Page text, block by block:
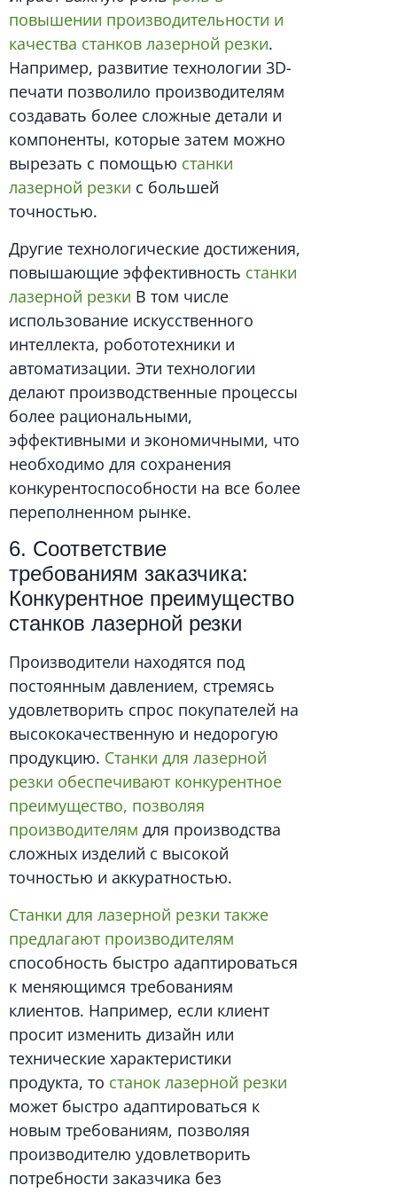
повышении производительности и
качества станков лазерной резки.
Например, развитие технологии 3D-
печати позволило производителям
создавать более сложные детали и
компоненты, которые затем можно
вырезать с помощью станки
лазерной резки с большей
точностью.
Другие технологические достижения,
повышающие эффективность станки
лазерной резки В том числе
использование искусственного
интеллекта, робототехники и
автоматизации. Эти технологии
делают производственные процессы
более рациональными,
эффективными и экономичными, что
необходимо для сохранения
конкурентоспособности на все более
переполненном рынке.
6. Соответствие
требованиям заказчика:
Конкурентное преимущество
станков лазерной резки
Производители находятся под
постоянным давлением, стремясь
удовлетворить спрос покупателей на
высококачественную и недорогую
продукцию. Станки для лазерной
резки обеспечивают конкурентное
преимущество, позволяя
производителям для производства
сложных изделий с высокой
точностью и аккуратностью.
Станки для лазерной резки также
предлагают производителям
способность быстро адаптироваться
к меняющимся требованиям
клиентов. Например, если клиент
просит изменить дизайн или
технические характеристики
продукта, то станок лазерной резки
может быстро адаптироваться к
новым требованиям, позволяя
производителю удовлетворить
потребности заказчика без